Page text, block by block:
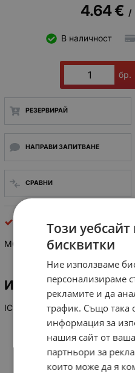
4.64€ /
В наличност
бр.
РЕЗЕРВИРАЙ
НАПРАВИ ЗАПИТВАНЕ
СРАВНИ
интегрални схеми
MC 68451 LB
ИНФОРМАЦИЯ
IC
Този
бисквитки
Ние използваме
персонализираме
рекламите и да
трафик. Също така
информация за
нашия сайт от
партньори за
които може да я